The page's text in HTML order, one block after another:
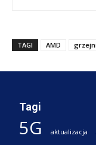
TAGI AMD
Tagi
5G aktualizacja